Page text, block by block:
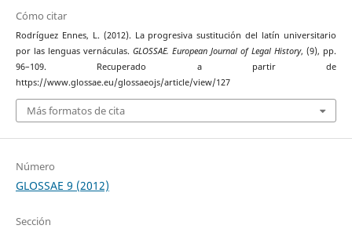
Cómo citar
Rodríguez Ennes, L. (2012). La progresiva sustitución del latín universitario
por las lenguas vernáculas. GLOSSAE. European Journal of Legal History, (9), pp.
96–109. Recuperado a partir de
https://www.glossae.eu/glossaeojs/article/view/127
Más formatos de cita
Número
GLOSSAE 9 (2012)
Sección